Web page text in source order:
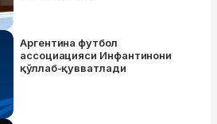
Аргентина футбол
ассоциацияси Инфантинони
қўллаб-қувватлади